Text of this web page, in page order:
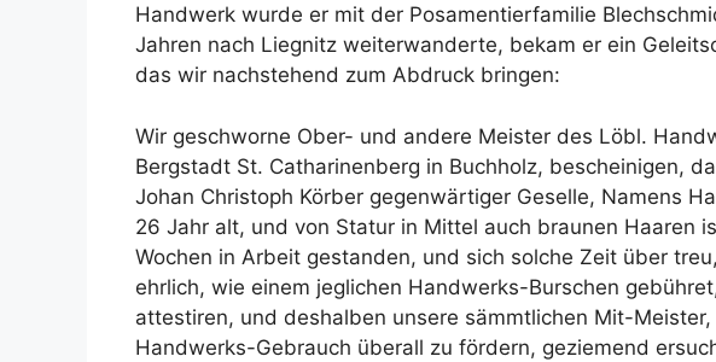
Handwerk wurde er mit der Posamentierfamilie
Jahren nach Liegnitz weiterwanderte, bekam er ein
das wir nachstehend zum Abdruck bringen:
Wir geschworne Ober- und andere Meister des Löbl.
Bergstadt St. Catharinenberg in Buchholz, bescheinigen,
Johan Christoph Körber gegenwärtiger Geselle, Namens
26 Jahr alt, und von Statur in Mittel auch braunen Haaren
Wochen in Arbeit gestanden, und sich solche Zeit über
ehrlich, wie einem jeglichen Handwerks-Burschen
attestiren, und deshalben unsere sämmtlichen Mit-
Handwerks-Gebrauch überall zu fördern, geziemend